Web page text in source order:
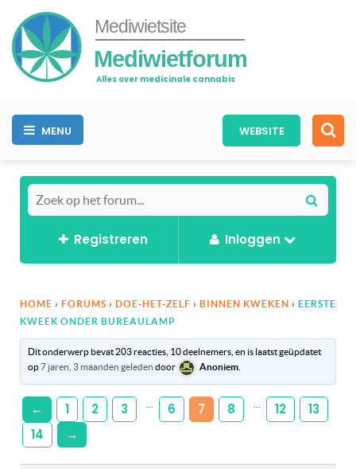
Mediwietsite
Mediwietforum
Alles over medicinale cannabis
MENU WEBSITE
Registreren Inloggen
HOME › FORUMS › DOE-HET-ZELF › BINNEN KWEKEN › EERSTE
KWEEK ONDER BUREAULAMP
Dit onderwerp bevat 203 reacties, 10 deelnemers, en is laatst geüpdatet
op7 jaren, 3 maanden geleden door Anoniem
← 1 2 3 6 7 8 12
13
14
→